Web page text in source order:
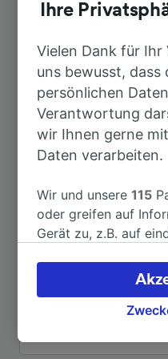
Nach Berlin Hbf
Nach Halle (Saale) Hbf
Nach Erfurt Hbf
Nach Hamburg-
Nach Hohenthurm
Ihre
Vielen Dank für Ihr
uns bewusst, dass
persönlichen
Verantwortung
wir Ihnen gerne
Daten verarbeiten.
Wir und unsere115
oder greifen auf
Gerät zu, z.B. auf
verarbeiten. Sie
akzeptieren oder
Ihres